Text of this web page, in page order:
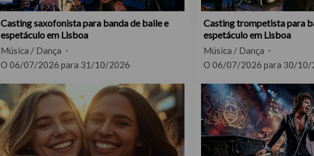
Casting saxofonista para banda de baile e
espetáculo em Lisboa
Música / Dança
O 06/07/2026 para 31/10/2026
Casting trompetista para
espetáculo em Lisboa
Música / Dança
O 06/07/2026 para 30/10/